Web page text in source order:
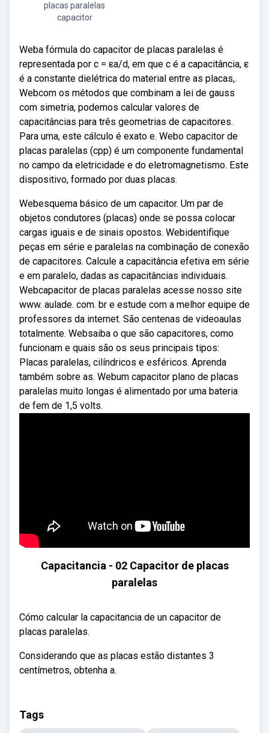
placas paralelas
capacitor
Weba fórmula do capacitor de placas paralelas é
representada por c = εa/d, em que c é a capacitância, ε
é a constante dielétrica do material entre as placas,.
Webcom os métodos que combinam a lei de gauss
com simetria, podemos calcular valores de
capacitâncias para três geometrias de capacitores.
Para uma, este cálculo é exato e. Webo capacitor de
placas paralelas (cpp) é um componente fundamental
no campo da eletricidade e do eletromagnetismo. Este
dispositivo, formado por duas placas.
Webesquema básico de um capacitor. Um par de
objetos condutores (placas) onde se possa colocar
cargas iguais e de sinais opostos. Webidentifique
peças em série e paralelas na combinação de conexão
de capacitores. Calcule a capacitância efetiva em série
e em paralelo, dadas as capacitâncias individuais.
Webcapacitor de placas paralelas acesse nosso site
www. aulade. com. br e estude com a melhor equipe de
professores da internet. São centenas de videoaulas
totalmente. Websaiba o que são capacitores, como
funcionam e quais são os seus principais tipos:
Placas paralelas, cilíndricos e esféricos. Aprenda
também sobre as. Webum capacitor plano de placas
paralelas muito longas é ali­mentado por uma bateria
de fem de 1,5 volts.
Capacitancia - 02 Capacitor de placas
paralelas
Cómo calcular la capacitancia de un capacitor de
placas paralelas.
Considerando que as placas estão distantes 3
centímetros, obtenha a.
Tags